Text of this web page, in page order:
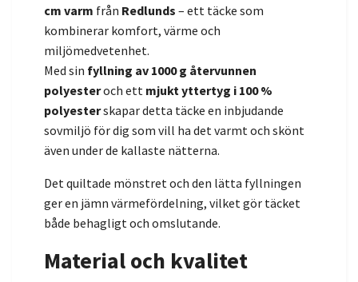
cm varm från Redlunds – ett täcke som
kombinerar komfort, värme och
miljömedvetenhet.
Med sin fyllning av 1000 g återvunnen
polyesteroch ett mjukt yttertyg i 100 %
polyesterskapar detta täcke en inbjudande
sovmiljö för dig som vill ha det varmt och skönt
även under de kallaste nätterna.
Det quiltade mönstret och den lätta fyllningen
ger en jämn värmefördelning, vilket gör täcket
både behagligt och omslutande.
Material och kvalitet